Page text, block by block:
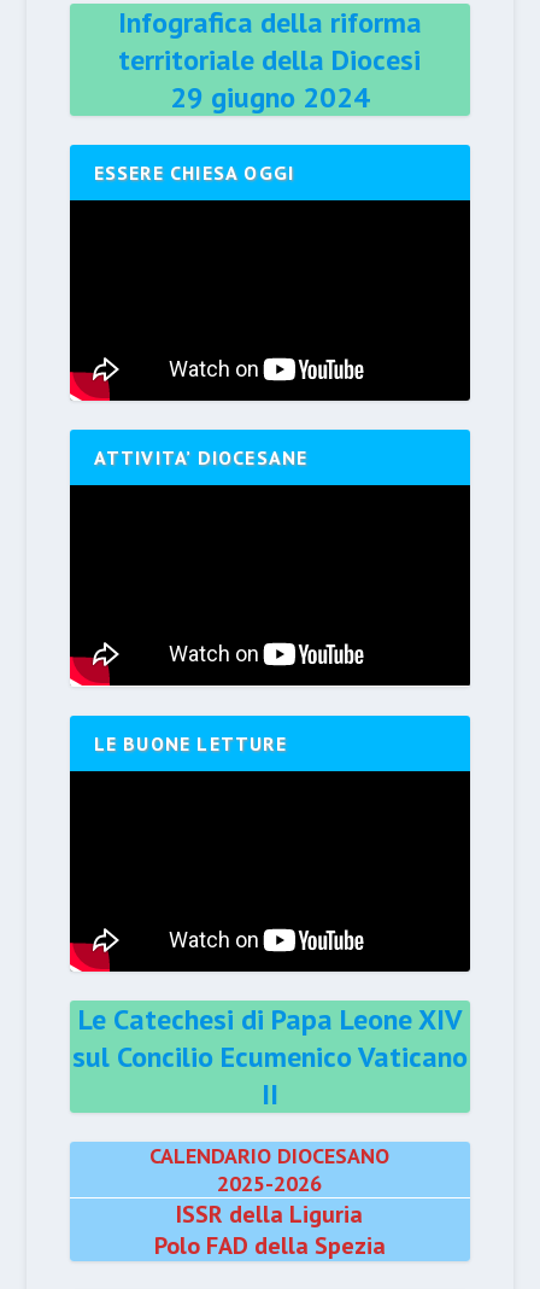
Infografica della riforma
territoriale della Diocesi
29 giugno 2024
ESSERE CHIESA OGGI
ATTIVITA’ DIOCESANE
LE BUONE LETTURE
Le Catechesi di Papa Leone XIV
sul Concilio Ecumenico Vaticano
II
CALENDARIO DIOCESANO
2025-2026
ISSR della Liguria
Polo FAD della Spezia